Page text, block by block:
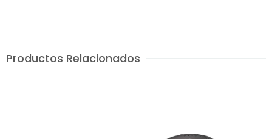
Productos Relacionados